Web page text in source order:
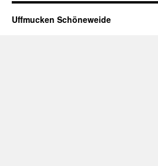
Uffmucken Schöneweide